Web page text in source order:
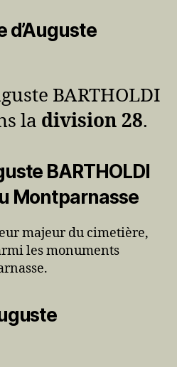
d’Auguste
BARTHOLDI
la division 28.
BARTHOLDI
Montparnasse
majeur du cimetière,
les monuments